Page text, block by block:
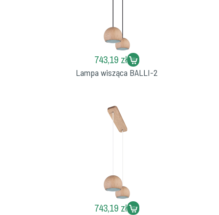
743,19 zł
Lampa wisząca BALLI-2
743,19 zł